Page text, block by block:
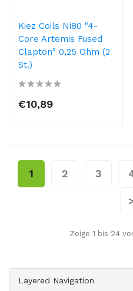
Layered Navigation
Kiez Coils Ni80 "4-
Core Artemis Fused
Clapton" 0,25 Ohm (2
St.)
€10,89
1 2 3
Zeige 1 bis 24